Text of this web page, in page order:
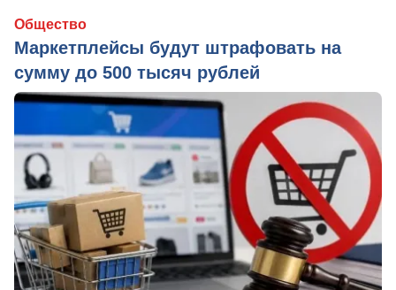
Общество
Маркетплейсы будут штрафовать на
сумму до 500 тысяч рублей